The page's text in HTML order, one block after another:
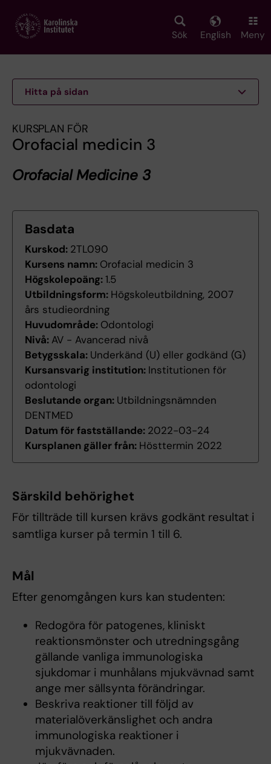
main
Sök English Meny
Hitta på sidan
KURSPLAN FÖR
Orofacial medicin 3
Orofacial Medicine 3
Basdata
Kurskod: 2TL090
Kursens namn: Orofacial medicin 3
Högskolepoäng:1.5
Utbildningsform: Högskoleutbildning, 2007
års studieordning
Huvudområde: Odontologi
Nivå: AV - Avancerad nivå
Betygsskala: Underkänd (U) eller godkänd (G)
Kursansvarig institution: Institutionen för
odontologi
Beslutande organ: Utbildningsnämnden
DENTMED
Datum för fastställande: 2022-03-24
Kursplanen gäller från: Hösttermin 2022
Särskild behörighet
För tillträde till kursen krävs godkänt resultat i
samtliga kurser på termin 1 till 6.
Mål
Efter genomgången kurs kan studenten:
Redogöra för patogenes, kliniskt
reaktionsmönster och utredningsgång
gällande vanliga immunologiska
sjukdomar i munhålans mjukvävnad samt
ange mer sällsynta förändringar.
Beskriva reaktioner till följd av
materialöverkänslighet och andra
immunologiska reaktioner i
mjukvävnaden.